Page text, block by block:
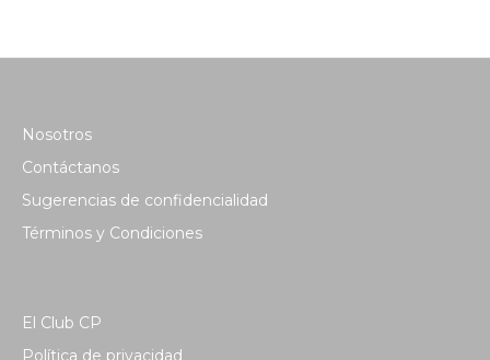
Nosotros
Contáctanos
Sugerencias de confidencialidad
Términos y Condiciones
El Club CP
Política de privacidad